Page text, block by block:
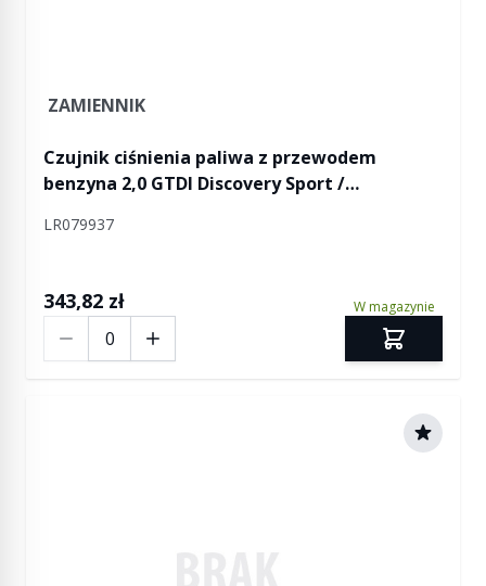
ZAMIENNIK
Czujnik ciśnienia paliwa z przewodem
benzyna 2,0 GTDI Discovery Sport /
LR079937
343,82 zł W magazynie